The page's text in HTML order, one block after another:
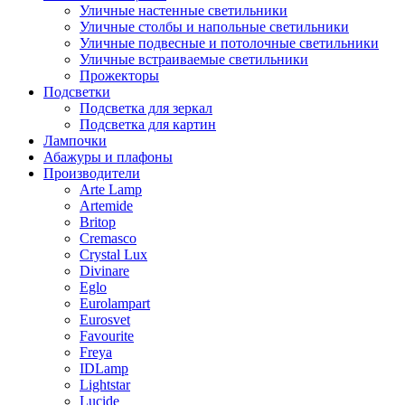
Уличные настенные светильники
Уличные столбы и напольные светильники
Уличные подвесные и потолочные светильники
Уличные встраиваемые светильники
Прожекторы
Подсветки
Подсветка для зеркал
Подсветка для картин
Лампочки
Абажуры и плафоны
Производители
Arte Lamp
Artemide
Britop
Cremasco
Crystal Lux
Divinare
Eglo
Eurolampart
Eurosvet
Favourite
Freya
IDLamp
Lightstar
Lucide